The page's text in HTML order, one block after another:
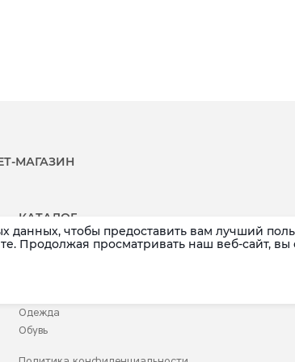
МАГАЗИН
КАТАЛОГ
Распродажа
Одежда
Обувь
Аксессуары
чтобы предоставить вам лучший
Продолжая просматривать наш веб-сайт, вы